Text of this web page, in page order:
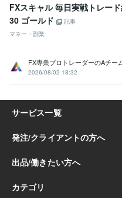
FXスキャル 毎日実戦トレー
30 ゴールド
記事
マネー・副業
FX専業プロトレーダーのAチー
2026/08/02 18:32